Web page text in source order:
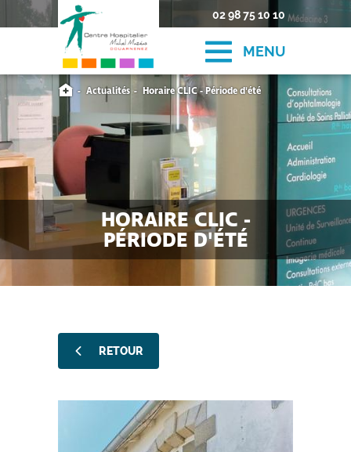
02 98 75 10 10
MENU
HORAIRE CLIC -
PÉRIODE D'ÉTÉ
Actualités Horaire CLIC - Période d'été
RETOUR